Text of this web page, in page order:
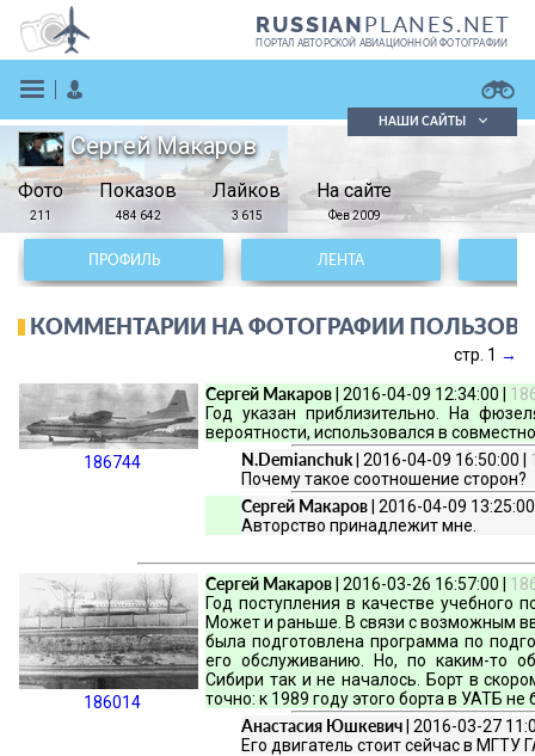
RUSSIANPLANES.NET
ПОРТАЛ АВТОРСКОЙ АВИАЦИОННОЙ ФОТОГРАФИИ
ЗАРЕГИСТРИРОВАТЬСЯ
Поиск фотографий
Поиск в реестре
Кратко
Подробно
НАШИ САЙТЫ
Сергей Макаров
Фото
211
Показов
484 642
Лайков
3 615
На сайте
Фев 2009
ПРОФИЛЬ ЛЕНТА
КОММЕНТАРИИ НА ФОТОГРАФИИ
стр. 1 →
186744
Сергей Макаров | 2016-04-09 12:34:00 |
Год указан приблизительно. На
вероятности, использовался в
N.Demianchuk | 2016-04-09 16:50:00 |
Почему такое соотношение сторон?
Сергей Макаров | 2016-04-09
Авторство принадлежит мне.
186014
Сергей Макаров | 2016-03-26 16:57:00 |
Год поступления в качестве
Может и раньше. В связи с возможным
была подготовлена программа по
его обслуживанию. Но, по каким-то
Сибири так и не началось. Борт в
точно: к 1989 году этого борта в УАТБ не
Анастасия Юшкевич | 2016-03-27
Его двигатель стоит сейчас в МГТУ